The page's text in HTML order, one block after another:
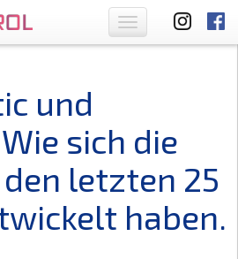
Toggle
navigation
und
sich die
letzten 25
haben.